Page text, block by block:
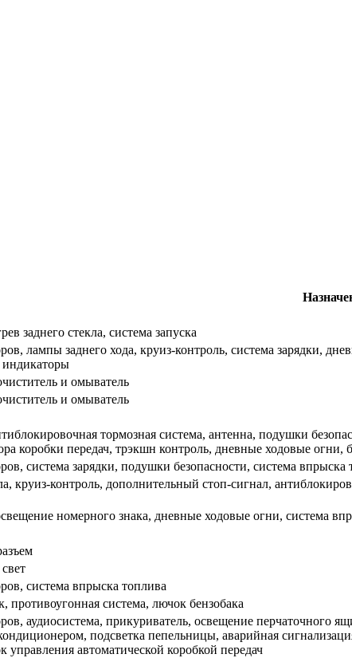
заднего стекла, система запуска
лампы заднего хода, круиз-контроль, система зарядки,
индикаторы
и омыватель
и омыватель
тормозная система, антенна, подушки
коробки передач, трэкшн контроль, дневные ходовые
система зарядки, подушки безопасности, система впрыска
круиз-контроль, дополнительный стоп-сигнал,
номерного знака, дневные ходовые огни, система
система впрыска топлива
противоугонная система, лючок бензобака
аудиосистема, прикуриватель, освещение перчаточного
подсветка пепельницы, аварийная
управления автоматической коробкой передач